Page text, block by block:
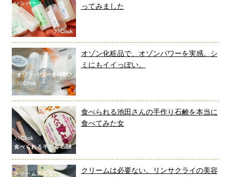
ってみました
オゾン化粧品で、オゾンパワーを実感。シ
ミにもイイっぽい。
食べられる池田さんの手作り石鹸を本当に
食べてみた女
クリームは必要ない。リンサクライの美容